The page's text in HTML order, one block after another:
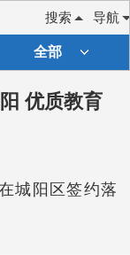
导航
搜索
全部
优质教育
城阳区签约落